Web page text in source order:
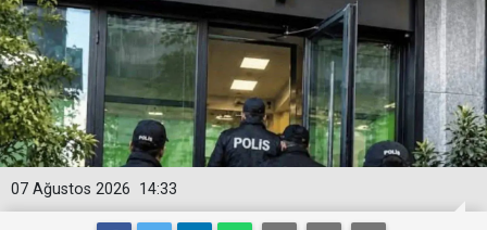
14:33
07 Ağustos 2026